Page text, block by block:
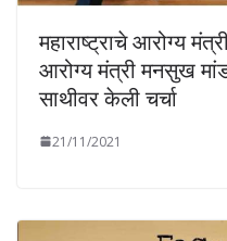
महाराष्ट्राचे आरोग्य
आरोग्य मंत्री मनसुख
साथीवर केली चर्चा
21/11/2021